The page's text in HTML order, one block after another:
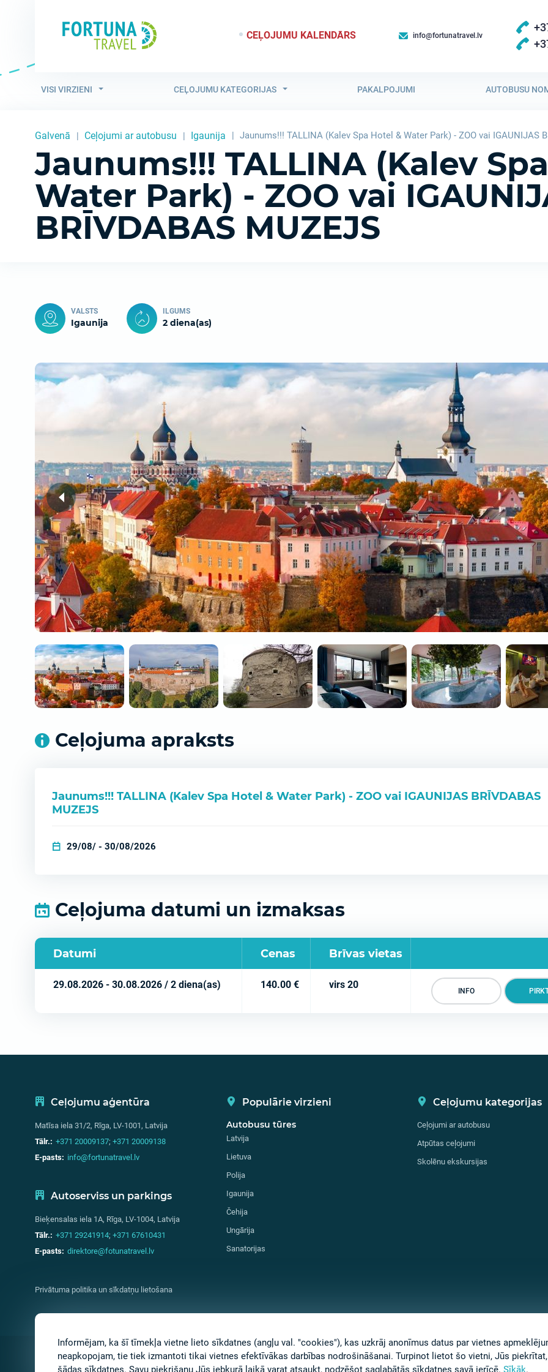
CEĻOJUMU KALENDĀRS info@fortunatravel.lv
VISI VIRZIENI CEĻOJUMU KATEGORIJAS PAKALPOJUMI AUTOBUSU
Galvenā Ceļojumi ar autobusu Igaunija Jaunums!!! TALLINA (Kalev Spa Hotel & Water Park) - ZOO vai IGAUNIJAS
Jaunums!!! TALLINA (Kalev
Water Park) - ZOO vai
BRĪVDABAS MUZEJS
VALSTS
Igaunija
ILGUMS
2 diena(as)
Ceļojuma apraksts
Jaunums!!! TALLINA (Kalev Spa Hotel & Water Park) - ZOO vai IGAUNIJAS BRĪVDABAS
MUZEJS
29/08/ - 30/08/2026
Ceļojuma datumi un izmaksas
Datumi Cenas Brīvas vietas
29.08.2026 - 30.08.2026 / 2 diena(as) 140.00 € virs 20
INFO
Ceļojumu aģentūra
Matīsa iela 31/2, Rīga, LV-1001, Latvija
Tālr.: +371 20009137; +371 20009138
E-pasts: info@fortunatravel.lv
Autoserviss un parkings
Bieķensalas iela 1A, Rīga, LV-1004, Latvija
Tālr.: +371 29241914; +371 67610431
E-pasts: direktore@fotunatravel.lv
Privātuma politika un sīkdatņu lietošana
Populārie virzieni
Autobusu tūres
Latvija
Lietuva
Polija
Igaunija
Čehija
Ungārija
Sanatorijas
Ceļojumu kategorijas
Ceļojumi ar autobusu
Atpūtas ceļojumi
Skolēnu ekskursijas
Copyright 2026 Fortuna Travel.
Informējam, ka šī tīmekļa vietne lieto sīkdatnes (angļu val. "cookies"), kas uzkrāj anonīmus datus par vietnes
neapkopojam, tie tiek izmantoti tikai vietnes efektīvākas darbības nodrošināšanai. Turpinot lietot šo vietni, Jūs
šādas sīkdatnes. Savu piekrišanu Jūs jebkurā laikā varat atsaukt, nodzēšot saglabātās sīkdatnes savā ierīcē. Sīkāk.